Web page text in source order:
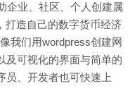
企业、社区、个人创建属
打造自己的数字货币经济
我们用wordpress创建网
及可视化的界面与简单的
员、开发者也可快速上